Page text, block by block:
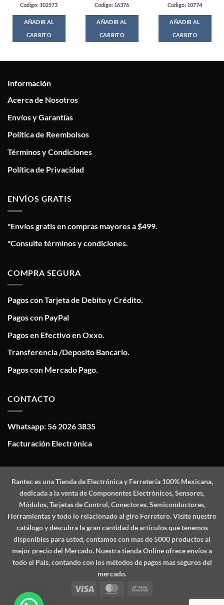
Codigo: 102573
AÑADIR AL
CARRITO
Codigo: 16376
AÑADIR AL
CARRITO
Codigo: 10774
AÑADIR AL
CARRITO
Información
Acerca de Nosotros
Envíos y Garantías
Política de Reembolsos
Términos y Condiciones
Política de Privacidad
ENVÍOS GRATIS
*Envíos gratis en compras mayores a $499.
*Consulte términos y condiciones.
COMPRA SEGURA
Pagos con Tarjeta de Debito y Crédito.
Pagos con PayPal
Pagos en Efectivo en Oxxo.
Transferencia /Deposito Bancario.
Pagos con Mercado Pago.
CONTACTO
Whatsapp: 56 2026 3835
Facturación Electrónica
Ranteces una Tienda de Electrónica y Ferretería 100% Mexicana,
dedicada a la venta de Componentes Electrónicos, Sensores,
Módulos, Tarjetas de Control, Conectores, Semiconductores,
Herramientas y todo lo relacionado al giro Ferretero. Visite nuestro
catálogo y descubra la gran cantidad de artículos que tenemos
disponibles para usted, contamos con mas de 5000 productos al
mejor precio del Mercado. Nuestra tienda Online ofrece envíos a
todo el País, contando con los métodos de pagos mas seguros del
mercado.
Visa
MasterCard